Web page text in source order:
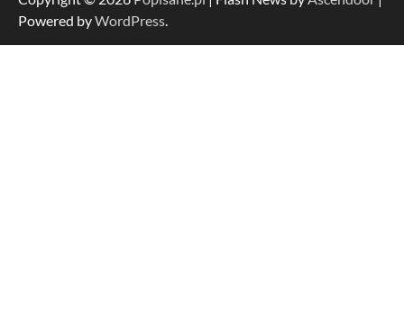
Powered byWordPress